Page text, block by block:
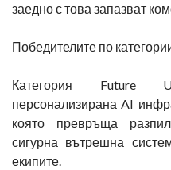
заедно с това запазват
Победителите по
Категория Future
персонализирана AI
която превръща
сигурна вътрешна
екипите.